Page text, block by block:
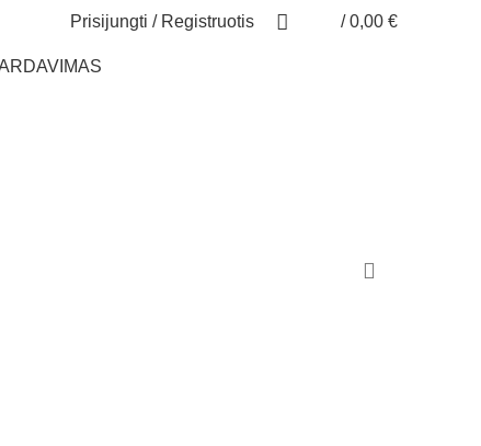
Prisijungti / Registruotis / 0,00 €